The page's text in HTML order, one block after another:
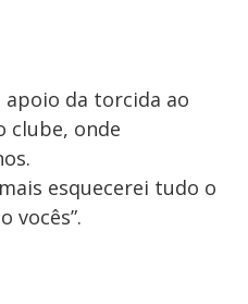
apoio da torcida ao
clube, onde
esquecerei tudo o
vocês”.